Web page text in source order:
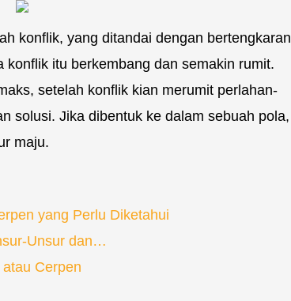
konflik, yang ditandai dengan bertengkaran
itu berkembang dan semakin rumit.
setelah konflik kian merumit perlahan-
solusi. Jika dibentuk ke dalam sebuah pola,
maju.
yang Perlu Diketahui
Unsur dan…
Cerpen